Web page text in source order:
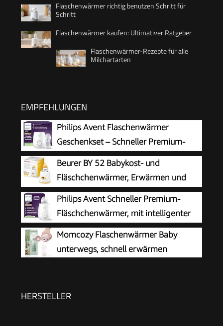
Flaschenwärmer richtig benutzen Schritt für
Schritt
Flaschenwärmer kaufen: Ultimativer Ratgeber
Flaschenwärmer-Rezepte für alle
Milchartarten
EMPFEHLUNGEN
Philips Avent Flaschenwärmer
Geschenkset – Schneller Premium-
Flaschenwärmer und Natural Response
Babyflasche, intelligente Temperaturregelung,
automatische Abschaltung, Auftaufunktion,
SCF358/10
Beurer BY 52 Babykost- und
Fläschchenwärmer, Erwärmen und
Warmhalten von Babynahrung, 8
Minuten Aufwärmzeit, digitale
Temperaturanzeige, passend für alle
handelsüblichen Babyflaschen, 1 Stück
Philips Avent Schneller Premium-
Fläschchenwärmer, mit intelligenter
Temperaturregelung,
Wasserbadtechnologie, automatischer
Abschaltung, Modell SCF358/00
Momcozy Flaschenwärmer Baby
unterwegs, schnell erwärmen
HERSTELLER